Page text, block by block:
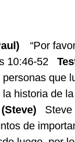
“Por
10:46-52
que
la historiade la
Steve
de